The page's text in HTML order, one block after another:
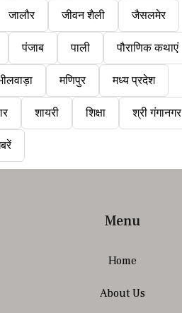
जालौर जीवन शैली जैसलमेर
पंजाब पाली पौराणिक कथाएं
मणिपुर मध्य प्रदेश
शायरी शिक्षा श्री गंगानगर
Menu
Home
About Us